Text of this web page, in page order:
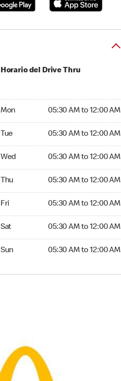
Horario del Drive Thru
Mon 05:30 AM to 12:00 AM
Tue 05:30 AM to 12:00 AM
Wed 05:30 AM to 12:00 AM
Thu 05:30 AM to 12:00 AM
Fri 05:30 AM to 12:00 AM
Sat 05:30 AM to 12:00 AM
Sun 05:30 AM to 12:00 AM